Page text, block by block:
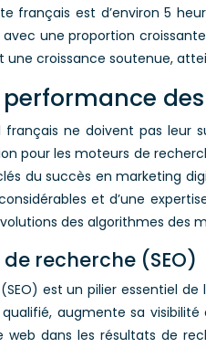
français est d’environ 5
une proportion
croissance soutenue,
ne doivent pas
pour les moteurs de
du succès en marketing
et d’une
des algorithmes des
recherche (SEO)
est un pilier essentiel
augmente sa
web dans les résultats de